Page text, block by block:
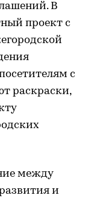
В
проект с
с
раскраски,
между
и